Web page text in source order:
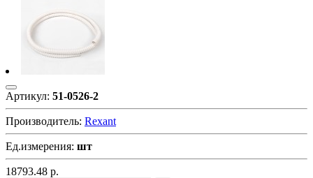
Артикул: 51-0526-2
Производитель: Rexant
Ед.измерения: шт
18793.48 р.